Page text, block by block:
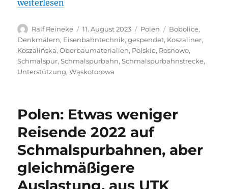
„Polen: Reibungslose Fahrt auf der Koszaliner
weiterlesen
Autor
Ralf Reineke
Veröffentlicht
am
11. August 2023 Kategorien
Polen Schlagwörter
Bobolice,
Denkmälern, Eisenbahntechnik,gespendet, Koszaliner,
Koszalińska,Oberbaumaterialien, Polskie, Rosnowo,
Schmalspur,Schmalspurbahn,Schmalspurbahnstrecke,
Unterstützung,Wąskotorowa
Polen: Etwas weniger
Reisende 2022 auf
Schmalspurbahnen, aber
gleichmäßigere
Auslastung, aus UTK